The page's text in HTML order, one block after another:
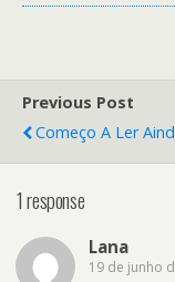
Previous Post
Começo A Ler
1 response
Lana
19 de junho